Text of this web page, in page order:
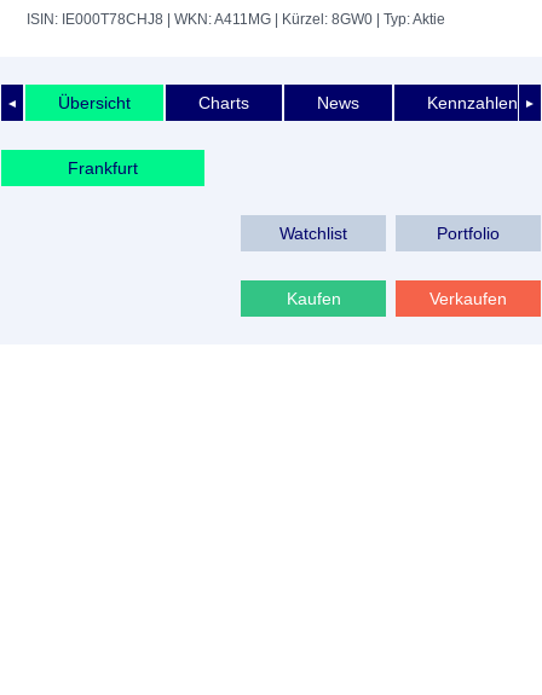
ISIN: IE000T78CHJ8 | WKN: A411MG | Kürzel: 8GW0 | Typ: Aktie
◄ ►
Übersicht Charts News Kennzahlen
Frankfurt
Watchlist Portfolio
Kaufen Verkaufen